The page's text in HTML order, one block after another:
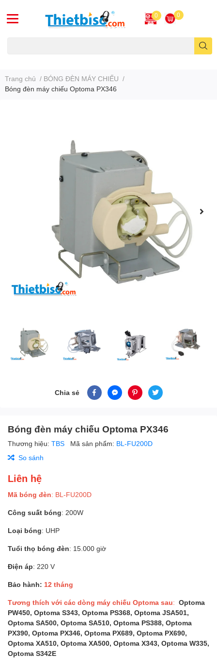
0 0
Trang chủ / BÓNG ĐÈN MÁY CHIẾU /
Bóng đèn máy chiếu Optoma PX346
Chia sẻ
Bóng đèn máy chiếu Optoma PX346
Thương hiệu: TBS Mã sản phẩm: BL-FU200D
So sánh
Liên hệ
Mã bóng đèn: BL-FU200D
Công suất bóng: 200W
Loại bóng: UHP
Tuổi thọ bóng đèn: 15.000 giờ
Điện áp: 220 V
Bảo hành: 12 tháng
Tương thích với các dòng máy chiếu Optoma sau: Optoma
PW450, Optoma S343, Optoma PS368, Optoma JSA501,
Optoma SA500, Optoma SA510, Optoma PS388, Optoma
PX390, Optoma PX346, Optoma PX689, Optoma PX690,
Optoma XA510, Optoma XA500, Optoma X343, Optoma W335,
Optoma S342E